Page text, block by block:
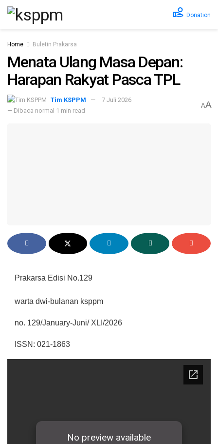
Donation
Home Buletin Prakarsa
Menata Ulang Masa Depan:
Harapan Rakyat Pasca TPL
Tim KSPPM
7 Juli 2026
— Dibaca normal 1 min read
AA
Prakarsa Edisi No.129
warta dwi-bulanan ksppm
no. 129/January-Juni/ XLI/2026
ISSN: 021-1863